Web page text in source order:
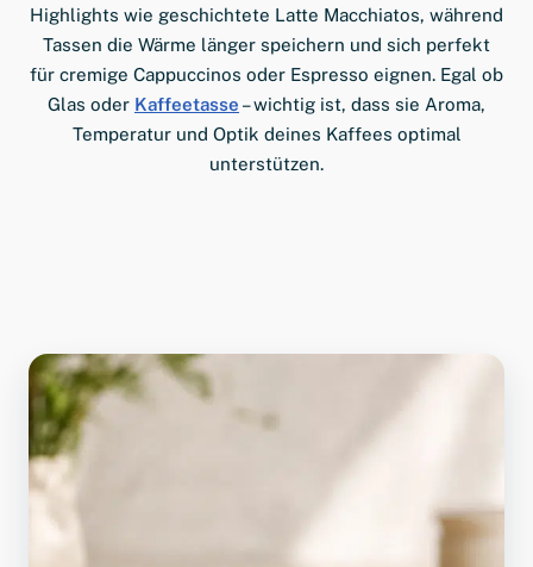
Highlights wie geschichtete Latte Macchiatos, während
Tassen die Wärme länger speichern und sich perfekt
für cremige Cappuccinos oder Espresso eignen. Egal ob
Glas oder Kaffeetasse – wichtig ist, dass sie Aroma,
Temperatur und Optik deines Kaffees optimal
unterstützen.